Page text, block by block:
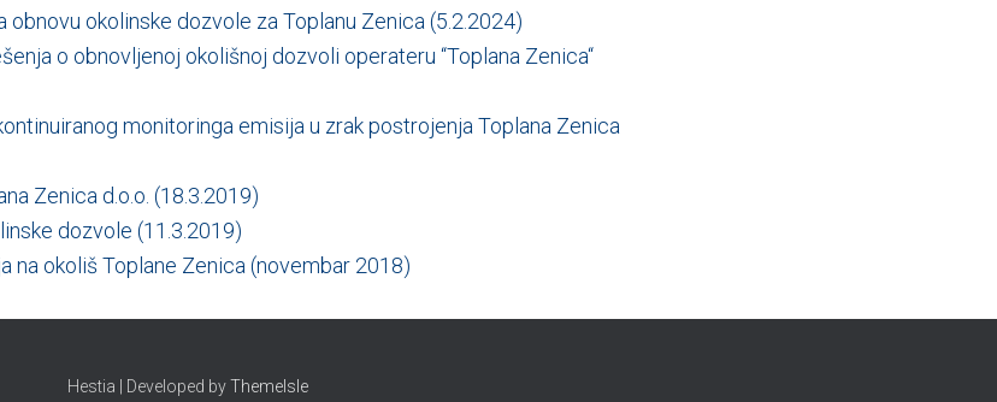
obnovu okolinske dozvole za Toplanu Zenica (5.2.2024)
o obnovljenoj okolišnoj dozvoli operateru “Toplana Zenica“
monitoringa emisija u zrak postrojenja Toplana Zenica
Zenica d.o.o. (18.3.2019)
dozvole (11.3.2019)
na okoliš Toplane Zenica (novembar 2018)
Hestia | Developed byThemeIsle